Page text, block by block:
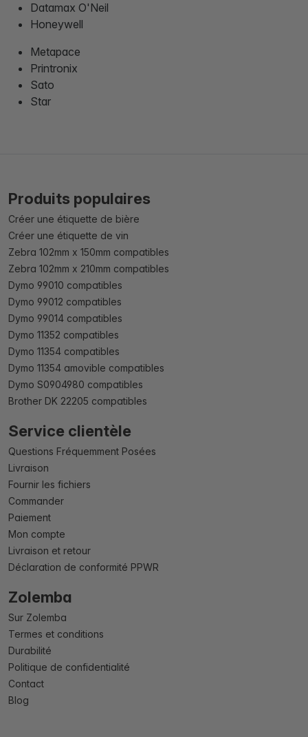
Datamax O'Neil
Honeywell
Metapace
Printronix
Sato
Star
Produits populaires
Créer une étiquette de bière
Créer une étiquette de vin
Zebra 102mm x 150mm compatibles
Zebra 102mm x 210mm compatibles
Dymo 99010 compatibles
Dymo 99012 compatibles
Dymo 99014 compatibles
Dymo 11352 compatibles
Dymo 11354 compatibles
Dymo 11354 amovible compatibles
Dymo S0904980 compatibles
Brother DK 22205 compatibles
Service clientèle
Questions Fréquemment Posées
Livraison
Fournir les fichiers
Commander
Paiement
Mon compte
Livraison et retour
Déclaration de conformité PPWR
Zolemba
Sur Zolemba
Termes et conditions
Durabilité
Politique de confidentialité
Contact
Blog